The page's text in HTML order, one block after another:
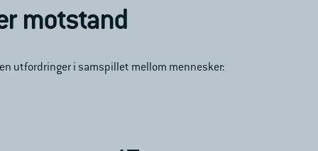
motstand
utfordringer i samspillet mellom mennesker: